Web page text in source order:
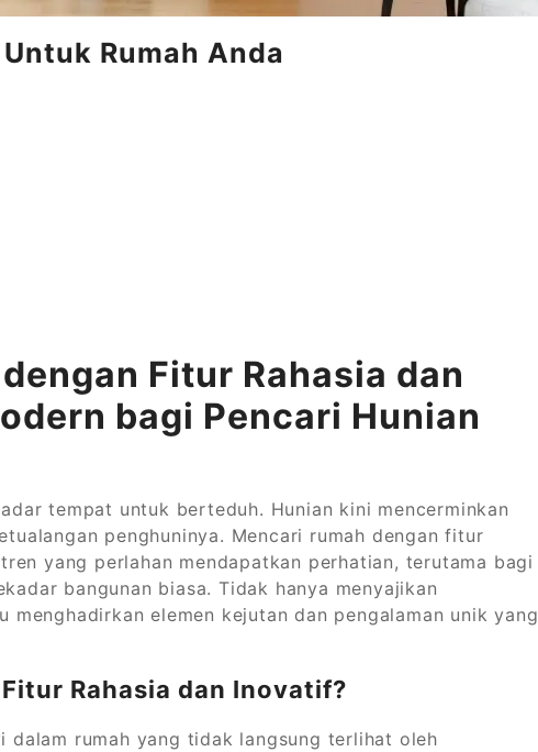
Rumah Anda
Fitur Rahasia dan
bagi Pencari Hunian
tempat untuk berteduh. Hunian kini mencerminkan
penghuninya. Mencari rumah dengan fitur
yang perlahan mendapatkan perhatian, terutama bagi
bangunan biasa. Tidak hanya menyajikan
menghadirkan elemen kejutan dan pengalaman unik yang
Rahasia dan Inovatif?
dalam rumah yang tidak langsung terlihat oleh